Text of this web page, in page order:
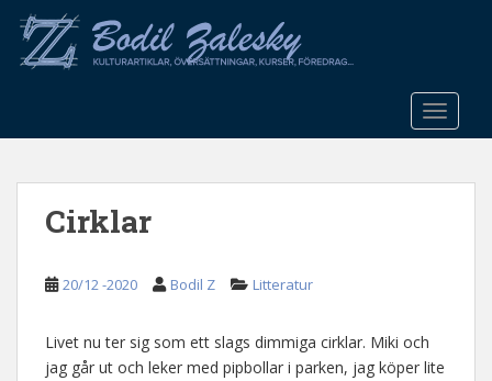
o
Cirklar
20/12 -2020 Bodil Z Litteratur
Livet nu ter sig som ett slags dimmiga cirklar. Miki och
jag går ut och leker med pipbollar i parken, jag köper lite